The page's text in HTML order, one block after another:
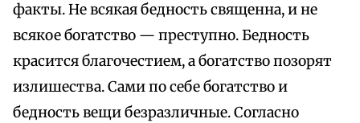
факты. Не всякая бедность священна, и не
всякое богатство — преступно. Бедность
красится благочестием, а богатство позорят
излишества. Сами по себе богатство и
бедность вещи безразличные. Согласно